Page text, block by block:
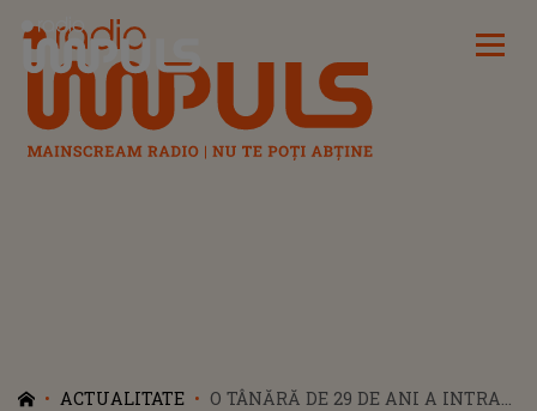
Radio Impuls
ACTUALITATE
O TÂNĂRĂ DE 29 DE ANI A INTRAT